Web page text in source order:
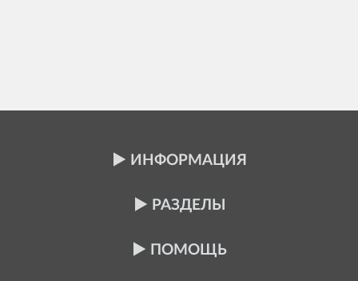
ИНФОРМАЦИЯ
РАЗДЕЛЫ
ПОМОЩЬ